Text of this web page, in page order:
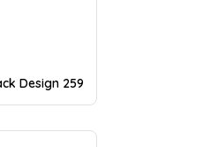
Design 259